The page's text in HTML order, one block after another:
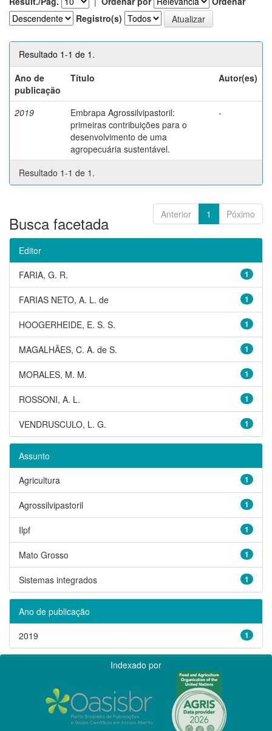
Registro(s)
Resultado 1-1 de 1.
Ano de
publicação
Título Autor(es)
2019
Embrapa Agrossilvipastoril:
primeiras contribuições para o
desenvolvimento de uma
agropecuária sustentável.
-
Resultado 1-1 de 1.
Anterior 1 Póximo
Busca facetada
Editor
1
FARIA, G. R.
1
FARIAS NETO, A. L. de
1
HOOGERHEIDE, E. S. S.
1
MAGALHÃES, C. A. de S.
1
MORALES, M. M.
1
ROSSONI, A. L.
1
VENDRUSCULO, L. G.
Assunto
1
Agricultura
1
Agrossilvipastoril
1
Ilpf
1
Mato Grosso
1
Sistemas integrados
Ano de publicação
1
2019
Indexado por